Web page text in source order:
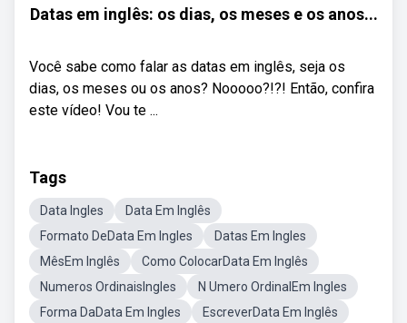
Datas em inglês: os dias, os meses e os anos...
Você sabe como falar as datas em inglês, seja os
dias, os meses ou os anos? Nooooo?!?! Então, confira
este vídeo! Vou te ...
Tags
Data Ingles
Data Em Inglês
Formato DeData Em Ingles
Datas Em Ingles
MêsEm Inglês
Como ColocarData Em Inglês
Numeros OrdinaisIngles
N Umero OrdinalEm Ingles
Forma DaData Em Ingles
EscreverData Em Inglês